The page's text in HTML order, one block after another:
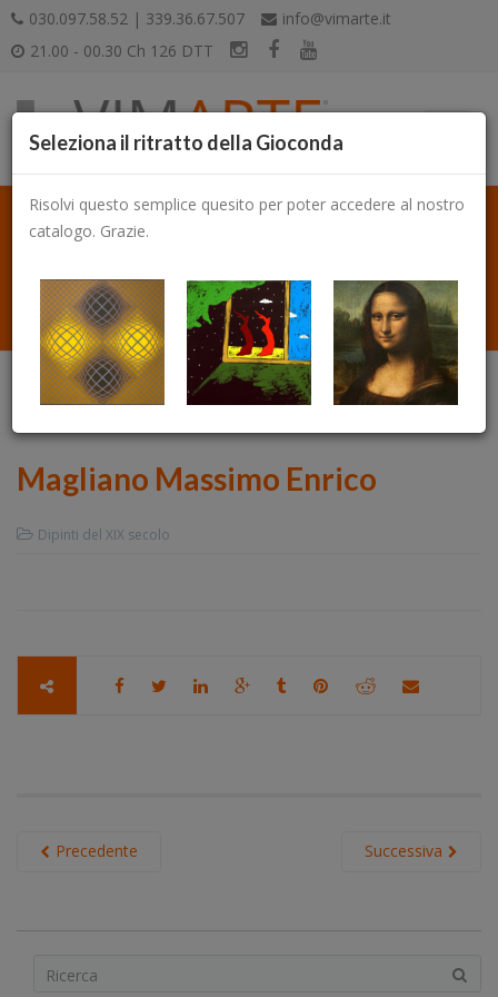
030.097.58.52 | 339.36.67.507
info@vimarte.it
21.00 - 00.30 Ch 126 DTT
Magliano Massimo Enrico
Dipinti del XIX secolo
Successiva
Precedente
Seleziona il ritratto della Gioconda
Risolvi questo semplice quesito per poter accedere al nostro
catalogo. Grazie.